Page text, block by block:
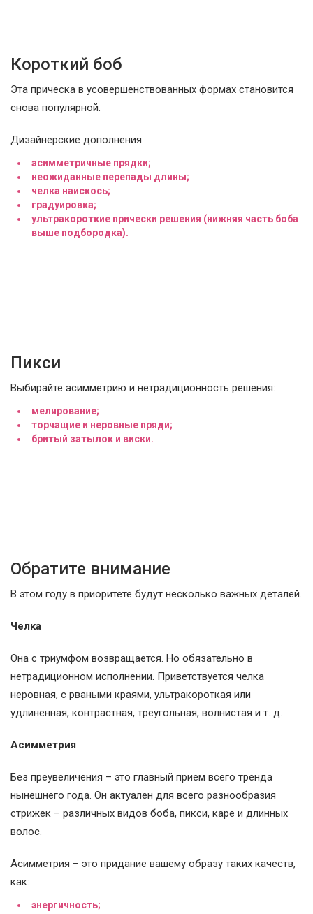
Короткий боб
Эта прическа в усовершенствованных формах становится
снова популярной.
Дизайнерские дополнения:
асимметричные прядки;
неожиданные перепады длины;
челка наискось;
градуировка;
ультракороткие прически решения (нижняя часть боба
выше подбородка).
Пикси
Выбирайте асимметрию и нетрадиционность решения:
мелирование;
торчащие и неровные пряди;
бритый затылок и виски.
Обратите внимание
В этом году в приоритете будут несколько важных деталей.
Челка
Она с триумфом возвращается. Но обязательно в
нетрадиционном исполнении. Приветствуется челка
неровная, с рваными краями, ультракороткая или
удлиненная, контрастная, треугольная, волнистая и т. д.
Асимметрия
Без преувеличения – это главный прием всего тренда
нынешнего года. Он актуален для всего разнообразия
стрижек – различных видов боба, пикси, каре и длинных
волос.
Асимметрия – это придание вашему образу таких качеств,
как:
энергичность;